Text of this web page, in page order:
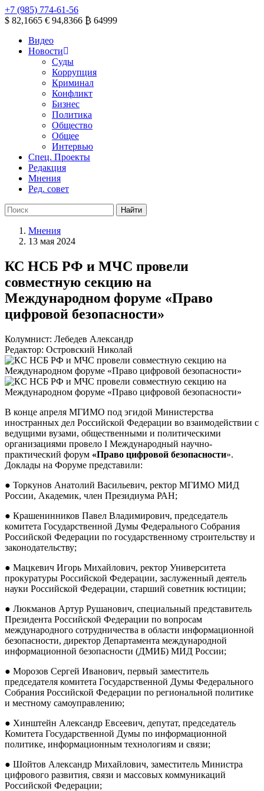
+7 (985) 774-61-56
$ 82,1665 € 94,8366 ₿ 64999
Видео
Новости
Суды
Коррупция
Криминал
Конфликт
Бизнес
Политика
Общество
Общее
Интервью
Спец. Проекты
Редакция
Мнения
Ред. совет
Мнения
13 мая 2024
КС НСБ РФ и МЧС провели
совместную секцию на
Международном форуме «Право
цифровой безопасности»
Колумнист: Лебедев Александр
Редактор: Островский Николай
В конце апреля МГИМО под эгидой Министерства
иностранных дел Российской Федерации во взаимодействии с
ведущими вузами, общественными и политическими
организациями провело І Международный научно-
практический форум «Право цифровой безопасности».
Доклады на Форуме представили:
● Торкунов Анатолий Васильевич, ректор МГИМО МИД
России, Академик, член Президиума РАН;
● Крашенинников Павел Владимирович, председатель
комитета Государственной Думы Федерального Собрания
Российской Федерации по государственному строительству и
законодательству;
● Мацкевич Игорь Михайлович, ректор Университета
прокуратуры Российской Федерации, заслуженный деятель
науки Российской Федерации, старший советник юстиции;
● Люкманов Артур Рушанович, специальный представитель
Президента Российской Федерации по вопросам
международного сотрудничества в области информационной
безопасности, директор Департамента международной
информационной безопасности (ДМИБ) МИД России;
● Морозов Сергей Иванович, первый заместитель
председателя комитета Государственной Думы Федерального
Собрания Российской Федерации по региональной политике
и местному самоуправлению;
● Хинштейн Александр Евсеевич, депутат, председатель
Комитета Государственной Думы по информационной
политике, информационным технологиям и связи;
● Шойтов Александр Михайлович, заместитель Министра
цифрового развития, связи и массовых коммуникаций
Российской Федерации;